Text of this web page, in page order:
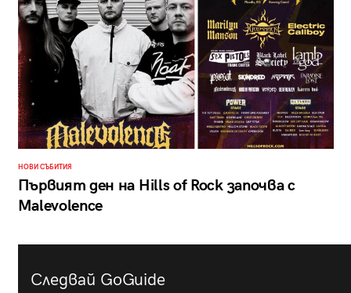
НОВИ СЪБИТИЯ
Първият ден на Hills of Rock започва с
Malevolence
Следвай GoGuide